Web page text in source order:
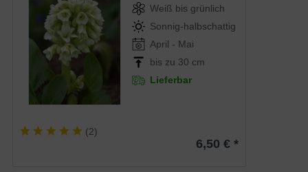
Weiß bis grünlich
Sonnig-halbschattig
April - Mai
bis zu 30 cm
Lieferbar
(2)
6,50 € *